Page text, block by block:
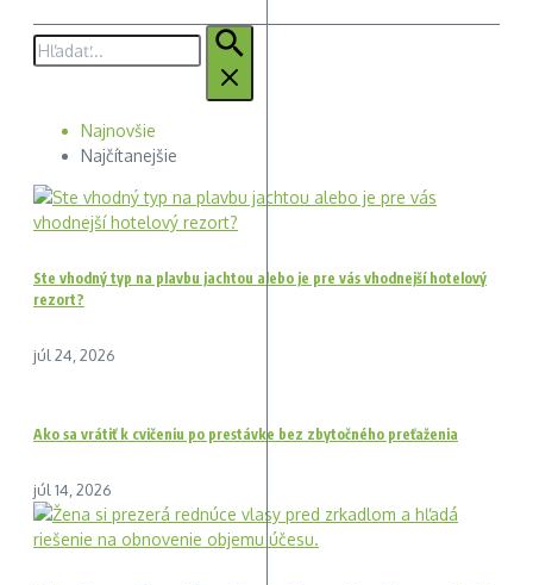
Hľadať:
Najnovšie
Najčítanejšie
Ste vhodný typ na plavbu jachtou alebo je pre vás vhodnejší hotelový
rezort?
júl 24, 2026
Ako sa vrátiť k cvičeniu po prestávke bez zbytočného preťaženia
júl 14, 2026